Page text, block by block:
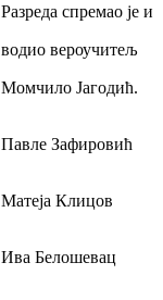
Разреда спремао је и
водио вероучитељ
Момчило Јагодић.
Павле Зафировић
Матеја Клицов
Ива Белошевац